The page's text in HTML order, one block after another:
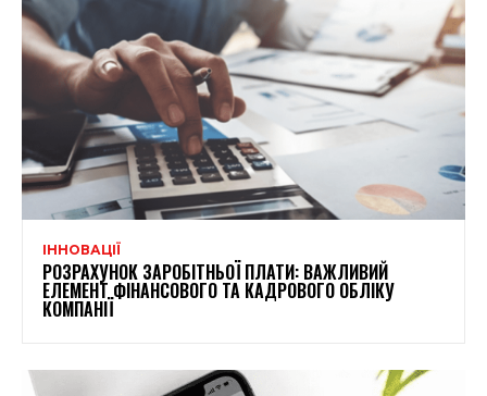
ІННОВАЦІЇ
РОЗРАХУНОК ЗАРОБІТНЬОЇ ПЛАТИ: ВАЖЛИВИЙ
ЕЛЕМЕНТ ФІНАНСОВОГО ТА КАДРОВОГО ОБЛІКУ
КОМПАНІЇ